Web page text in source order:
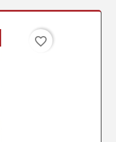
favorite_border